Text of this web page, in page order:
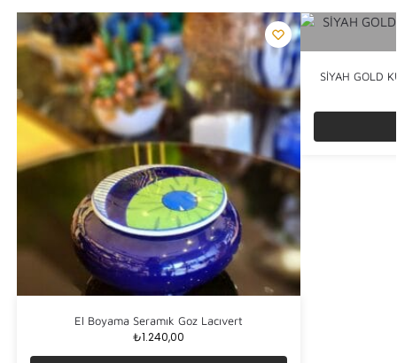
El Boyama Seramık Goz Lacıvert
₺1.240,00
SİYAH GOLD